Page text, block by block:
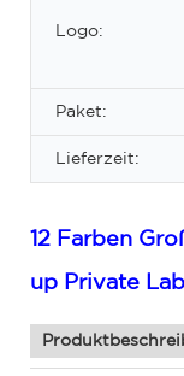
Logo:
Paket:
Lieferzeit:
12 Farben
up Private